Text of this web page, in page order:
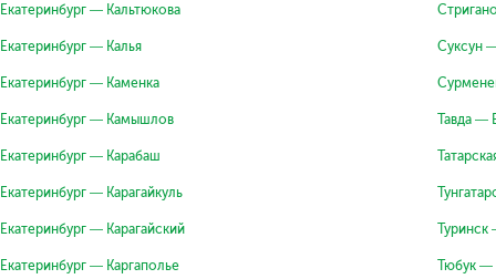
Екатеринбург — Кальтюкова
Екатеринбург — Калья
Екатеринбург — Каменка
Екатеринбург — Камышлов
Екатеринбург — Карабаш
Екатеринбург — Карагайкуль
Екатеринбург — Карагайский
Екатеринбург — Каргаполье
Суксун
Тавда —
Туринск
Тюбук —